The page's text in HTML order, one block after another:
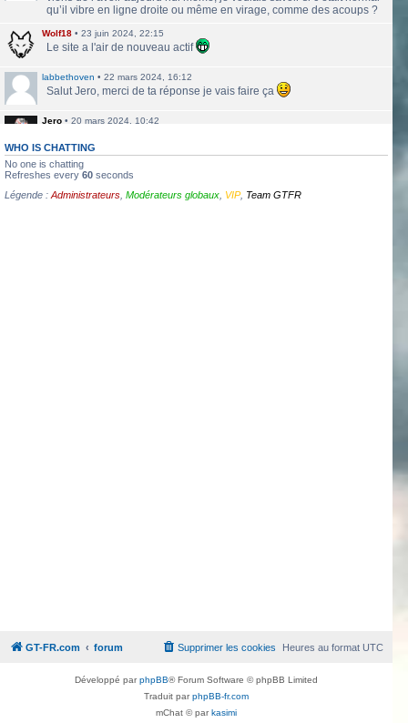
qu’il vibre en ligne droite ou même en virage, comme des acoups ?
Wolf18 • 23 juin 2024, 22:15
Le site a l'air de nouveau actif
labbethoven • 22 mars 2024, 16:12
Salut Jero, merci de ta réponse je vais faire ça
Jero • 20 mars 2024, 10:42
verra plus facilement que dans le chat
Jero•20 mars 2024, 10:42
Salut Kakashi et Bethoven
WHO IS CHATTING
No one is chatting
Refreshes every 60 seconds
Légende : Administrateurs Modérateurs globaux VIP, Team GTFR
GT-FR.com forum Heures au formatUTC
Supprimer les cookies
Développé parphpBB® Forum Software © phpBB Limited
Traduit parphpBB-fr.com
mChat © par kasimi